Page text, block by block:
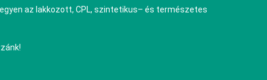
az lakkozott, CPL, szintetikus– és természetes